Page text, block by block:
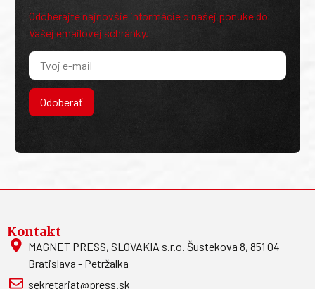
Odoberajte najnovšie informácie o našej ponuke do
Vašej emailovej schránky.
Odoberať
Kontakt
MAGNET PRESS, SLOVAKIA s.r.o. Šustekova 8, 851 04
Bratislava - Petržalka
sekretariat@press.sk